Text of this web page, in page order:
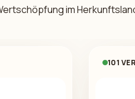
im
101